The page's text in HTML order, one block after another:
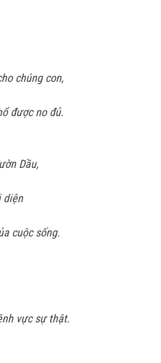
chúng con,
được no đủ.
Dầu,
diện
cuộc sống.
vực sự thật.